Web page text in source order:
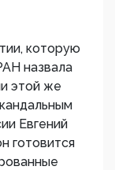
которую
назвала
этой же
Евгений
готовится